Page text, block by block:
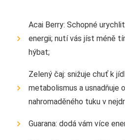
Acai Berry: Schopné
energii; nutí vás jíst méně
hýbat;
Zelený čaj: snižuje chuť k
metabolismus a usnadňuje
nahromaděného tuku v
Guarana: dodá vám více